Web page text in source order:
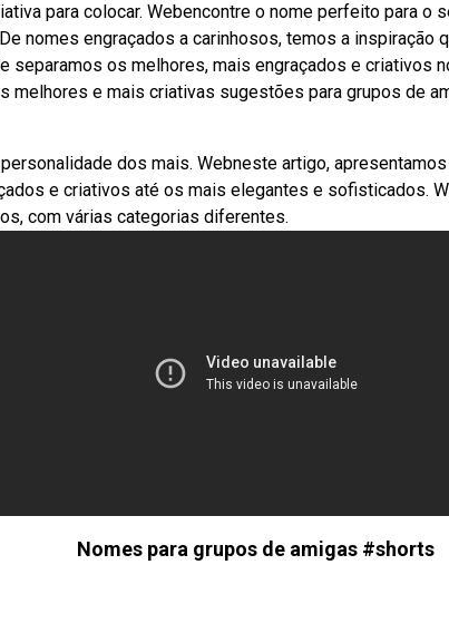
para colocar. Webencontre o nome perfeito para o
nomes engraçados a carinhosos, temos a inspiração
separamos os melhores, mais engraçados e criativos
melhores e mais criativas sugestões para grupos de
dos mais. Webneste artigo,
e criativos até os mais elegantes e sofisticados.
com várias categorias diferentes.
Nomes para grupos de amigas #shorts